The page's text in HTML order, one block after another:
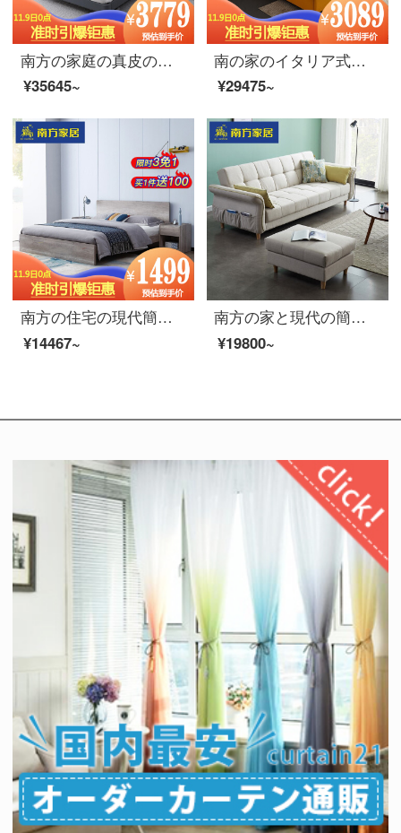
南方の家庭の真皮のベッドは贅沢なイタリアの近代的な簡単な契約の主な寝台の結婚ベッドの1.8メートルの大きいベッドの頭の階の牛皮のベッドTM 8023ベッド+本当の木の寝床の頭の戸棚*1 1500 mm*2000 mmフレームの構造を軽くします
¥35645~
南の家のイタリア式の軽い贅沢な皮のベッドのダブルベッドの真皮の1.8近代的な簡単な畳の寝室の結婚ベッドの柔らかいベッド+本当の木の寝床の頭の戸棚*1 1500 mm*2000 mmフレームの構造
¥29475~
南方の住宅の現代簡単な板式のツインベッドの寝室の経済型の賃貸部屋の1.5 m 1.8メートルのセットの家具のダブルベッド+超密のアップグレードのマットレス【灰色のタイプ】1500 mm*2000 mmの組み立て式の棚のベッド
¥14467~
南方の家と現代の簡単な多機能折りたたみソファベッド綿麻の小部屋型ソファ木脚客間の両用多機能ソファーベッド【足を含む】2メートル以上
¥19800~